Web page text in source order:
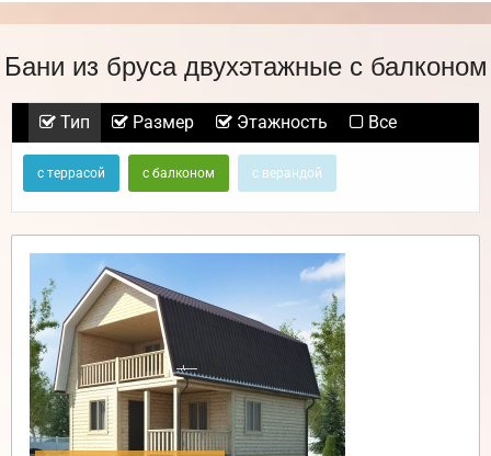
Бани из бруса двухэтажные с балконом
Тип Размер Этажность Все
с террасой с балконом с верандой